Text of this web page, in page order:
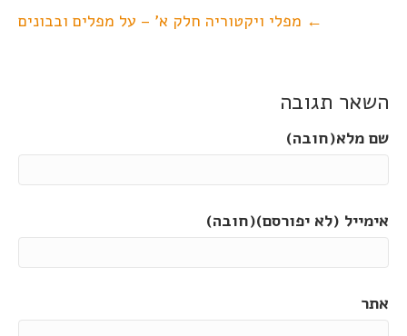
← מפלי ויקטוריה חלק א' – על מפלים ובבונים
השאר תגובה
שם מלא(חובה)
אימייל (לא יפורסם)(חובה)
אתר